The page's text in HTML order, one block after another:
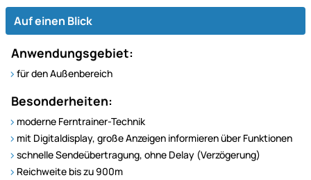
Auf einen Blick
Anwendungsgebiet:
für den Außenbereich
Besonderheiten:
moderne Ferntrainer-Technik
mit Digitaldisplay, große Anzeigen informieren über Funktionen
schnelle Sendeübertragung, ohne Delay (Verzögerung)
Reichweite bis zu 900m